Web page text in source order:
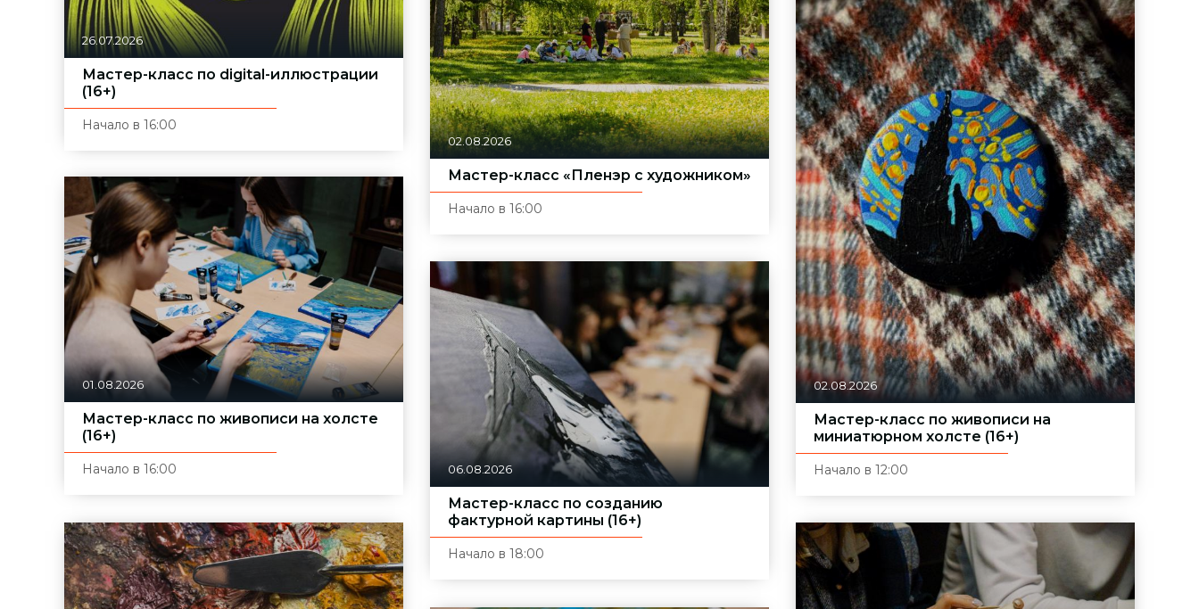
26.07.2026
Мастер-класс по digital-иллюстрации
(16+)
Начало в 16:00
01.08.2026
Мастер-класс по живописи на холсте
(16+)
Начало в 16:00
02.08.2026
Мастер-класс «Пленэр с художником»
Начало в 16:00
02.08.2026
Мастер-класс по живописи на
миниатюрном холсте (16+)
Начало в 12:00
06.08.2026
Мастер-класс по созданию
фактурной картины (16+)
Начало в 18:00